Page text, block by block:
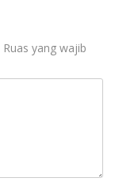
Ruas yang wajib